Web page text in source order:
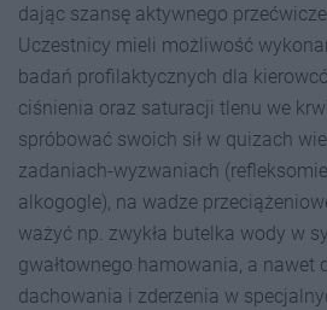
dając szansę aktywnego
Uczestnicy mieli możliwość
badań profilaktycznych dla
ciśnienia oraz saturacji tlenu we
spróbować swoich sił w quizach
zadaniach-wyzwaniach
alkogogle), na wadze
ważyć np. zwykła butelka wody w
gwałtownego hamowania, a nawet
dachowania i zderzenia w